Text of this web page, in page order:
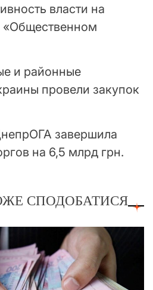
власти на
«Общественном
и районные
провели закупок
завершила
на 6,5 млрд грн.
СПОДОБАТИСЯ